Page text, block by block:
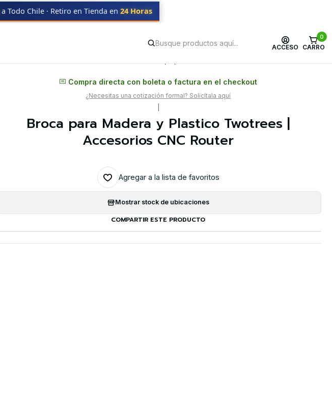
ACCESO
0
CARRO
a Todo Chile · Retiro en Tienda en 24 Horas
Compra directa con boleta o factura en el checkout
¿Necesitas una cotización formal? Solicítala aquí
Broca para Madera y Plastico Twotrees |
Accesorios CNC Router
Agregar a la lista de favoritos
Mostrar stock de ubicaciones
COMPARTIR ESTE PRODUCTO